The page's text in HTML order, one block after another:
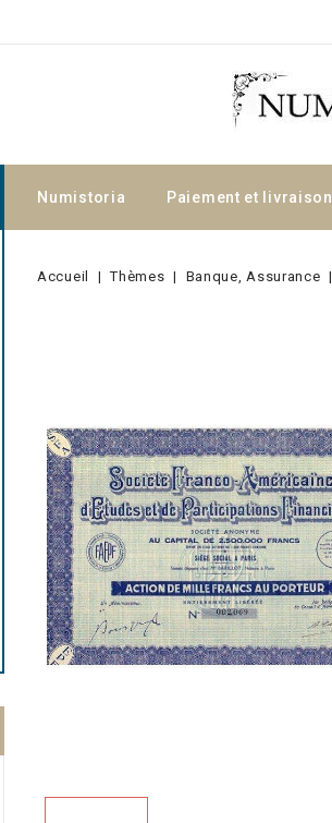
Numistoria Paiement et livraison
Accueil Thèmes Banque, Assurance